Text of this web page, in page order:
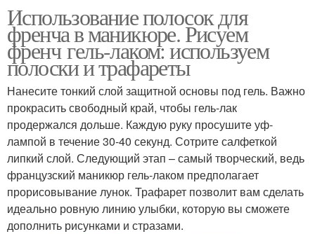
Использование полосок для
френча в маникюре. Рисуем
френч гель-лаком: используем
полоски и трафареты
Нанесите тонкий слой защитной основы под гель. Важно
прокрасить свободный край, чтобы гель-лак
продержался дольше. Каждую руку просушите уф-
лампой в течение 30-40 секунд. Сотрите салфеткой
липкий слой. Следующий этап – самый творческий, ведь
французский маникюр гель-лаком предполагает
прорисовывание лунок. Трафарет позволит вам сделать
идеально ровную линию улыбки, которую вы сможете
дополнить рисунками и стразами.